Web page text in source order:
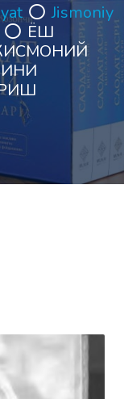
Jismoniy
ЁШ